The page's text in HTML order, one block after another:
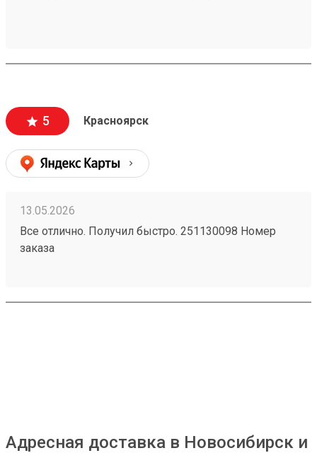
5 Красноярск
13.05.2026
Все отлично. Получил быстро. 251130098 Номер
заказа
Адресная доставка в Новосибирск и